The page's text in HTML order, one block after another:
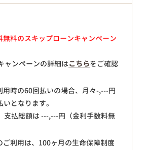
無料のスキップローンキャンペーン
ャンペーンの詳細はこちらをご確認
用時の60回払いの場合、月々-,---円
となります。
支払総額は---,---円（金利手数料無
ご利用は、100ヶ月の生命保障制度